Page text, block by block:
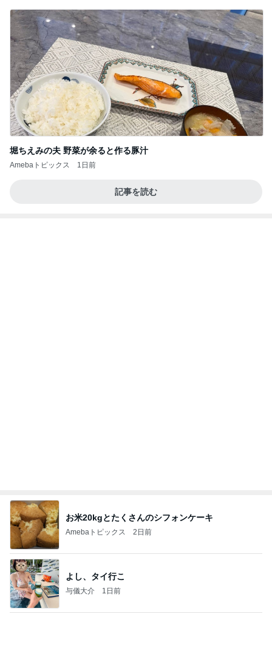
堀ちえみの夫 野菜が余ると作る豚汁
Amebaトピックス 1日前
記事を読む
お米20kgとたくさんのシフォンケーキ
Amebaトピックス 2日前
よし、タイ行こ
与儀大介 1日前